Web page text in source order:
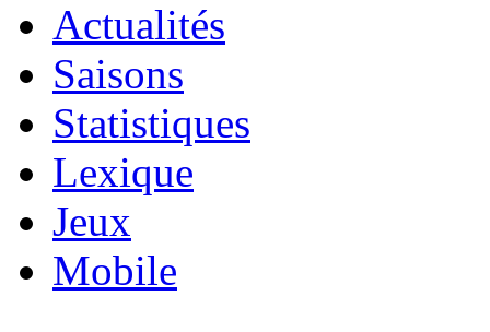
Actualités
Saisons
Statistiques
Lexique
Jeux
Mobile